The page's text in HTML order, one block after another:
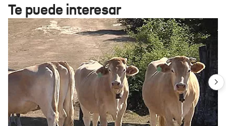
Te puede interesar